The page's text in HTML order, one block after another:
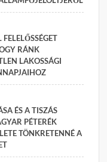
RÁNK
LAKOSSÁGI
ÉS A TISZÁS
PÉTERÉK
TÖNKRETENNÉ A